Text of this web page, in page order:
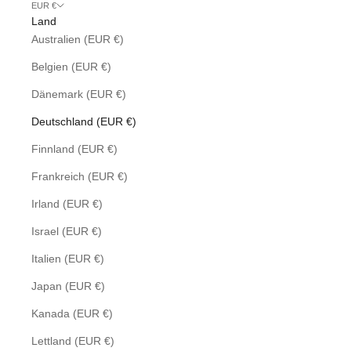
EUR €
Land
Australien (EUR €)
Belgien (EUR €)
Dänemark (EUR €)
Deutschland (EUR €)
Finnland (EUR €)
Frankreich (EUR €)
Irland (EUR €)
Israel (EUR €)
Italien (EUR €)
Japan (EUR €)
Kanada (EUR €)
Lettland (EUR €)